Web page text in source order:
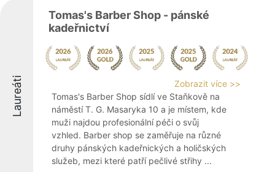
Laureáti
Tomas's Barber Shop - pánské
kadeřnictví
Zobrazit více >>
Tomas's Barber Shop sídlí ve Staňkově na
náměstí T. G. Masaryka 10 a je místem, kde
muži najdou profesionální péči o svůj
vzhled. Barber shop se zaměřuje na různé
druhy pánských kadeřnických a holičských
služeb, mezi které patří pečlivé střihy ...